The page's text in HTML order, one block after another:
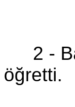
2 -
öğretti.